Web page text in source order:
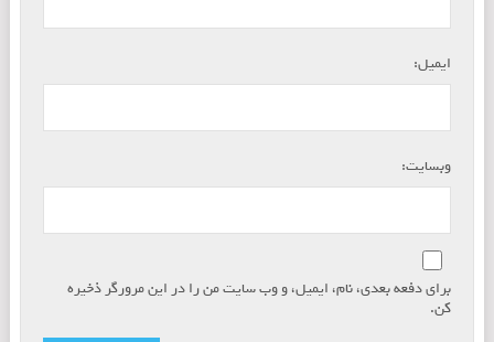
ایمیل:
وبسایت:
برای دفعه بعدی، نام، ایمیل، و وب سایت من را در این مرورگر ذخیره
کن.